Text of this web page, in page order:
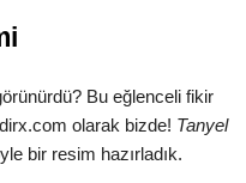
Bu eğlenceli fikir
olarak bizde! Tanyel
bir resim hazırladık.